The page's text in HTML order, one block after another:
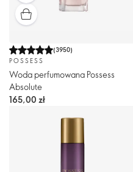
(3950)
POSSESS
Woda perfumowana Possess
Absolute
165,00 zł